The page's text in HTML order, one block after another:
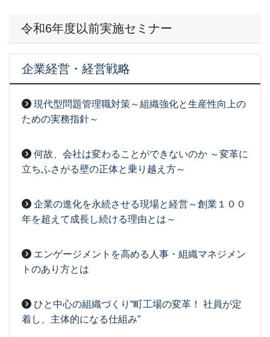
令和6年度以前実施セミナー
企業経営・経営戦略
現代型問題管理職対策～組織強化と生産性向上の
ための実務指針～
何故、会社は変わることができないのか ～変革に
立ちふさがる壁の正体と乗り越え方～
企業の進化を永続させる現場と経営～創業１００
年を超えて成長し続ける理由とは～
エンゲージメントを高める人事・組織マネジメン
トのあり方とは
ひと中心の組織づくり“町工場の変革！ 社員が定
着し、主体的になる仕組み”